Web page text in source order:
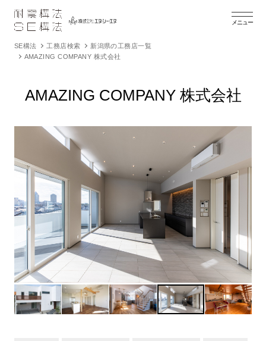
メニュー
SE構法 工務店検索
新潟県の工務店一覧
AMAZING COMPANY 株式会社
AMAZING COMPANY 株式会社